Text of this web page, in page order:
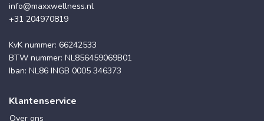
info@maxxwellness.nl
+31 204970819
KvK nummer: 66242533
BTW nummer: NL856459069B01
Iban: NL86 INGB 0005 346373
Klantenservice
Over ons